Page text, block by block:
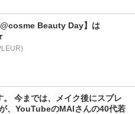
Beauty Day】は
。 今までは、メイク後にスプレ
、YouTubeのMAIさんの40代若